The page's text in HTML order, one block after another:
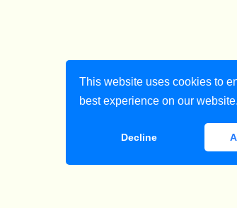
This website uses cookies to
best experience on our website.
Decline